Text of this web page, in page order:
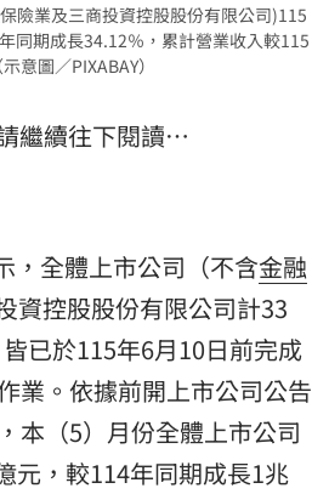
險業及三商投資控股股份有限公司)115
同期成長34.12％，累計營業收入較115
意圖／PIXABAY）
繼續往下閱讀…
，全體上市公司（不含金融
資控股股份有限公司計33
已於115年6月10日前完成
業。依據前開上市公司公告
本（5）月份全體上市公司
元，較114年同期成長1兆